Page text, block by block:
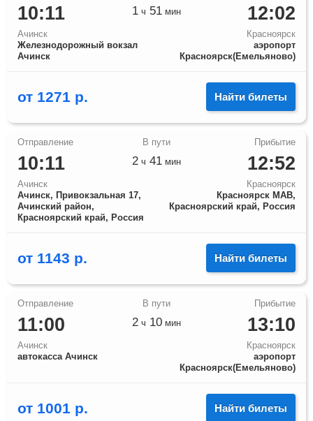
10:11
Ачинск
Железнодорожный вокзал
Ачинск
12:02
Красноярск
аэропорт
Красноярск(Емельяново)
1 ч 51 мин
от 1271 р. Найти билеты
10:11
Ачинск
Ачинск, Привокзальная 17,
Ачинский район,
Красноярский край, Россия
12:52
Красноярск
Красноярск МАВ,
Красноярский край, Россия
2 ч 41 мин
от 1143 р. Найти билеты
11:00
Ачинск
автокасса Ачинск
13:10
Красноярск
аэропорт
Красноярск(Емельяново)
2 ч 10 мин
от 1001 р. Найти билеты